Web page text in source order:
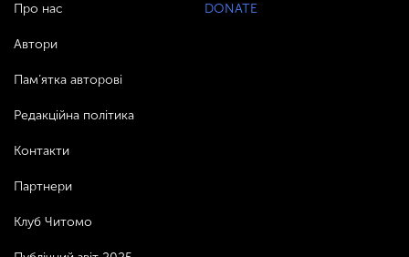
Про нас
Автори
Пам’ятка авторові
Редакційна політика
Контакти
Партнери
Клуб Читомо
DONATE